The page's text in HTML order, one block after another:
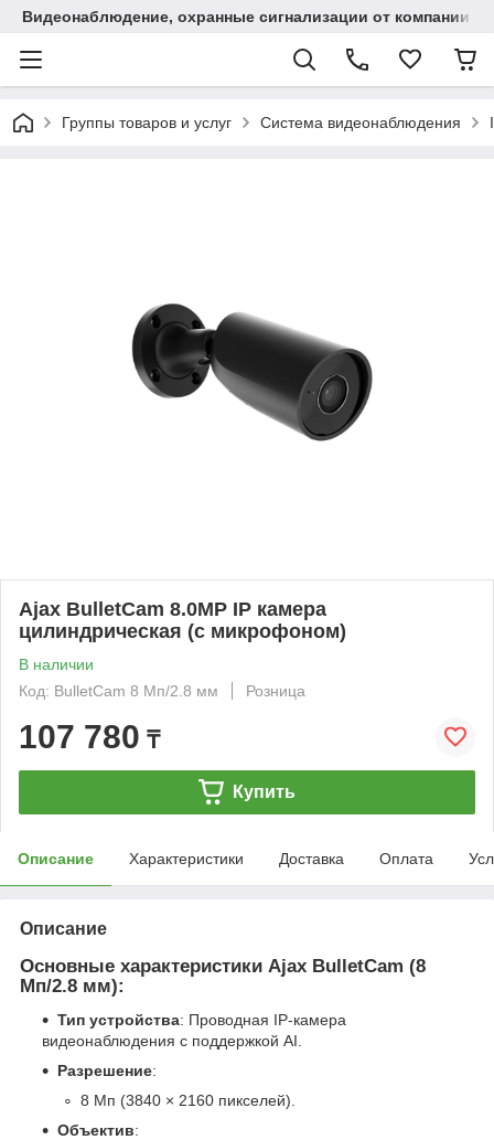
Видеонаблюдение, охранные сигнализации от компании
Группы товаров и услуг Система видеонаблюдения
Ajax BulletCam 8.0MP IP камера
цилиндрическая (с микрофоном)
В наличии
Код: BulletCam 8 Мп/2.8 мм
Розница
107 780 ₸
Купить
Описание Характеристики Доставка Оплата
Описание
Основные характеристики Ajax BulletCam (8
Мп/2.8 мм):
Тип устройства: Проводная IP-камера
видеонаблюдения с поддержкой AI.
Разрешение:
8 Мп (3840 × 2160 пикселей).
Объектив: